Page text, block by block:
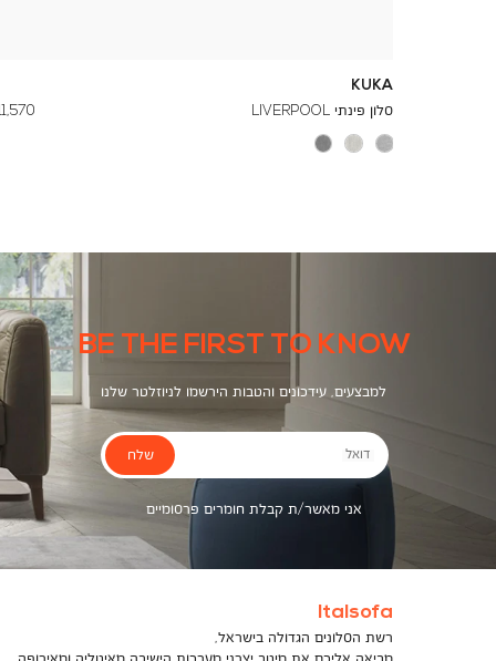
KUKA
סלון פינתי LIVERPOOL
החל
₪
BE THE FIRST TO KNOW
למבצעים, עידכונים והטבות הירשמו לניוזלטר שלנו
דואל
אני מאשר/ת קבלת חומרים פרסומיים
שלח
Italsofa
רשת הסלונים הגדולה בישראל,